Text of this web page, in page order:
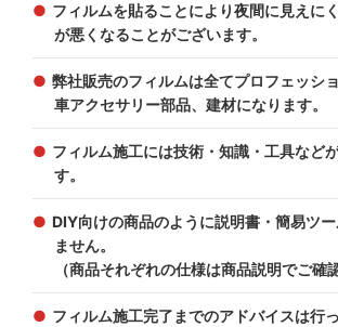
フィルムを貼ることにより夜間に見えに
が悪くなることがございます。
弊社販売のフィルムは全てプロフェッシ
車アクセサリー部品、建材になります。
フィルム施工には技術・知識・工具など
す。
DIY向けの商品のように説明書・簡易ツ
ません。
（商品それぞれの仕様は商品説明でご確
フィルム施工完了までのアドバイスは行